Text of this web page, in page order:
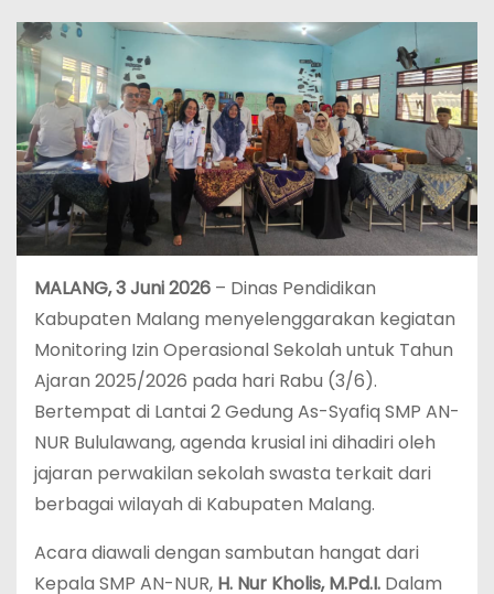
MALANG, 3 Juni 2026 – Dinas Pendidikan
Kabupaten Malang menyelenggarakan kegiatan
Monitoring Izin Operasional Sekolah untuk Tahun
Ajaran 2025/2026 pada hari Rabu (3/6).
Bertempat di Lantai 2 Gedung As-Syafiq SMP AN-
NUR Bululawang, agenda krusial ini dihadiri oleh
jajaran perwakilan sekolah swasta terkait dari
berbagai wilayah di Kabupaten Malang.
Acara diawali dengan sambutan hangat dari
Kepala SMP AN-NUR, H. Nur Kholis, M.Pd.I. Dalam